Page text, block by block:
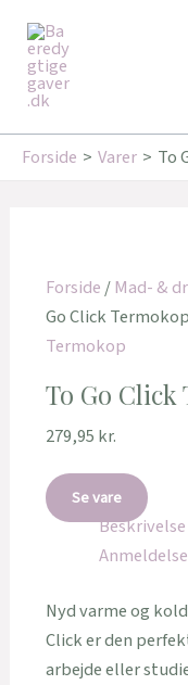
indholdet
Forside Varer To
Forside/Mad- &
Go Click
Termokop
To Go Click
279,95 kr.
Se vare
Beskrivelse
Nyd varme og
Click er den
arbejde eller
Tilbud!
Tilbud!